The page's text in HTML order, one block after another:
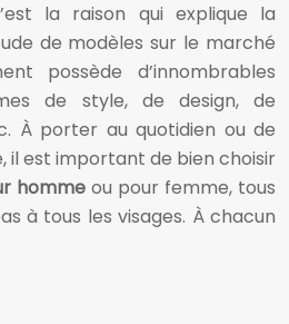
la raison qui explique la
de modèles sur le marché
possède d’innombrables
de style, de design, de
À porter au quotidien ou de
il est important de bien choisir
homme ou pour femme, tous
à tous les visages. À chacun